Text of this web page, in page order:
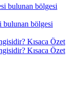
bulunan bölgesi
bölgesi
Kısaca Özet
Kısaca Özet